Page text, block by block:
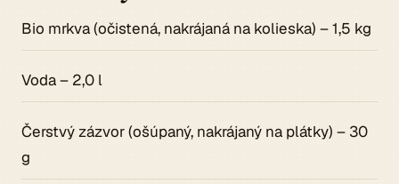
Bio mrkva (očistená, nakrájaná na kolieska) – 1,5 kg
Voda – 2,0 l
Čerstvý zázvor (ošúpaný, nakrájaný na plátky) – 30
g